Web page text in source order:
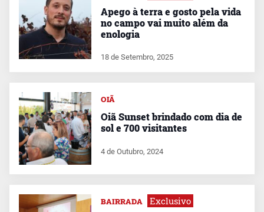
Apego à terra e gosto pela vida
no campo vai muito além da
enologia
18 de Setembro, 2025
OIÃ
Oiã Sunset brindado com dia de
sol e 700 visitantes
4 de Outubro, 2024
BAIRRADA Exclusivo